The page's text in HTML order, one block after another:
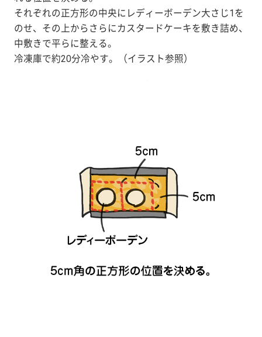
それぞれの正方形の中央にレディーボーデン大さじ1を
のせ、その上からさらにカスタードケーキを敷き詰め、
中敷きで平らに整える。
冷凍庫で約20分冷やす。（イラスト参照）